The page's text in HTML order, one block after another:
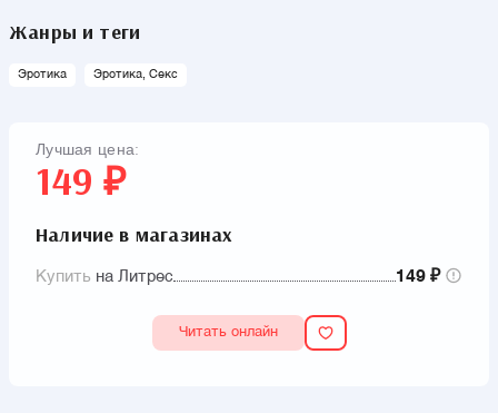
Жанры и теги
Эротика Эротика, Секс
Лучшая цена:
149 ₽
Наличие в магазинах
Купить на Литрес 149 ₽
Читать онлайн